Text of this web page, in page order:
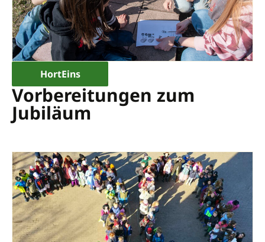
HortEins
Vorbereitungen zum
Jubiläum